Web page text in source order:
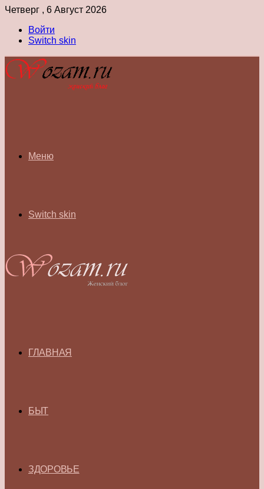
Четверг , 6 Август 2026
Войти
Switch skin
Меню
Switch skin
ГЛАВНАЯ
БЫТ
ЗДОРОВЬЕ